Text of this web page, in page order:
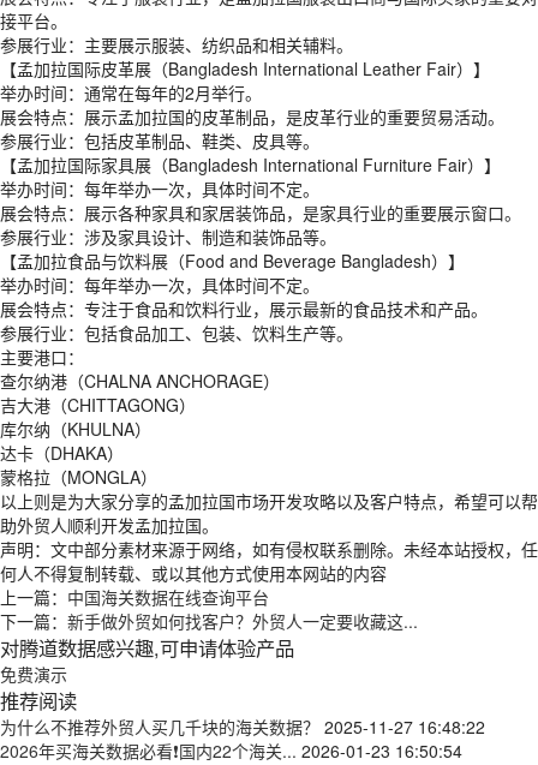
接平台。
参展行业：主要展示服装、纺织品和相关辅料。
【孟加拉国际皮革展（Bangladesh International Leather Fair）】
举办时间：通常在每年的2月举行。
展会特点：展示孟加拉国的皮革制品，是皮革行业的重要贸易活动。
参展行业：包括皮革制品、鞋类、皮具等。
【孟加拉国际家具展（Bangladesh International Furniture Fair）】
举办时间：每年举办一次，具体时间不定。
展会特点：展示各种家具和家居装饰品，是家具行业的重要展示窗口。
参展行业：涉及家具设计、制造和装饰品等。
【孟加拉食品与饮料展（Food and Beverage Bangladesh）】
举办时间：每年举办一次，具体时间不定。
展会特点：专注于食品和饮料行业，展示最新的食品技术和产品。
参展行业：包括食品加工、包装、饮料生产等。
主要港口：
查尔纳港（CHALNA ANCHORAGE）
吉大港（CHITTAGONG）
库尔纳（KHULNA）
达卡（DHAKA）
蒙格拉（MONGLA）
以上则是为大家分享的孟加拉国市场开发攻略以及客户特点，希望可以帮
助外贸人顺利开发孟加拉国。
声明：文中部分素材来源于网络，如有侵权联系删除。未经本站授权，任
何人不得复制转载、或以其他方式使用本网站的内容
上一篇： 中国海关数据在线查询平台
下一篇： 新手做外贸如何找客户？外贸人一定要收藏这...
对腾道数据感兴趣,可申请体验产品
免费演示
推荐阅读
为什么不推荐外贸人买几千块的海关数据？ 2025-11-27 16:48:22
2026年买海关数据必看❗国内22个海关... 2026-01-23 16:50:54